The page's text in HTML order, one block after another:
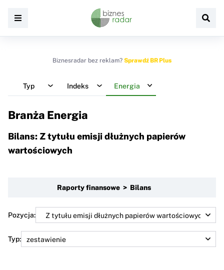
Biznesradar bez reklam? Sprawdź BR Plus
Typ Indeks Energia
Branża Energia
Bilans: Z tytułu emisji dłużnych papierów
wartościowych
Raporty finansowe > Bilans
Pozycja:
Typ: